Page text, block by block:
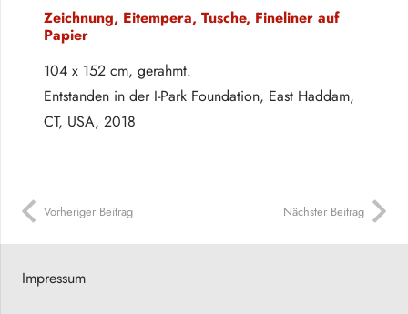
Zeichnung, Eitempera, Tusche, Fineliner auf
Papier
104 x 152 cm, gerahmt.
Entstanden in der I-Park Foundation, East Haddam,
CT, USA, 2018
Vorheriger Beitrag Nächster Beitrag
Impressum